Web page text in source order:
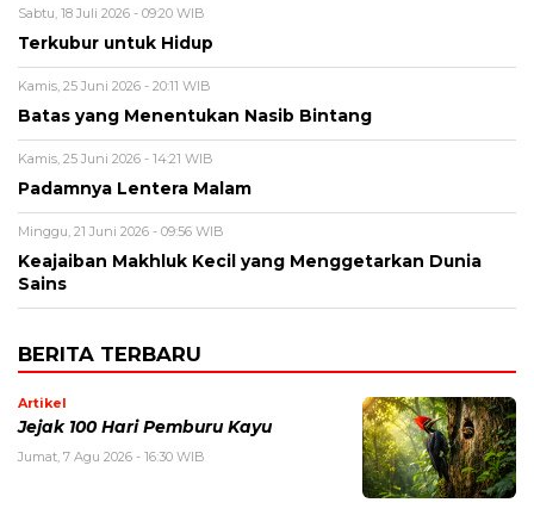
Sabtu, 18 Juli 2026 - 09:20 WIB
Terkubur untuk Hidup
Kamis, 25 Juni 2026 - 20:11 WIB
Batas yang Menentukan Nasib Bintang
Kamis, 25 Juni 2026 - 14:21 WIB
Padamnya Lentera Malam
Minggu, 21 Juni 2026 - 09:56 WIB
Keajaiban Makhluk Kecil yang Menggetarkan Dunia
Sains
BERITA TERBARU
Artikel
Jejak 100 Hari Pemburu Kayu
Jumat, 7 Agu 2026 - 16:30 WIB